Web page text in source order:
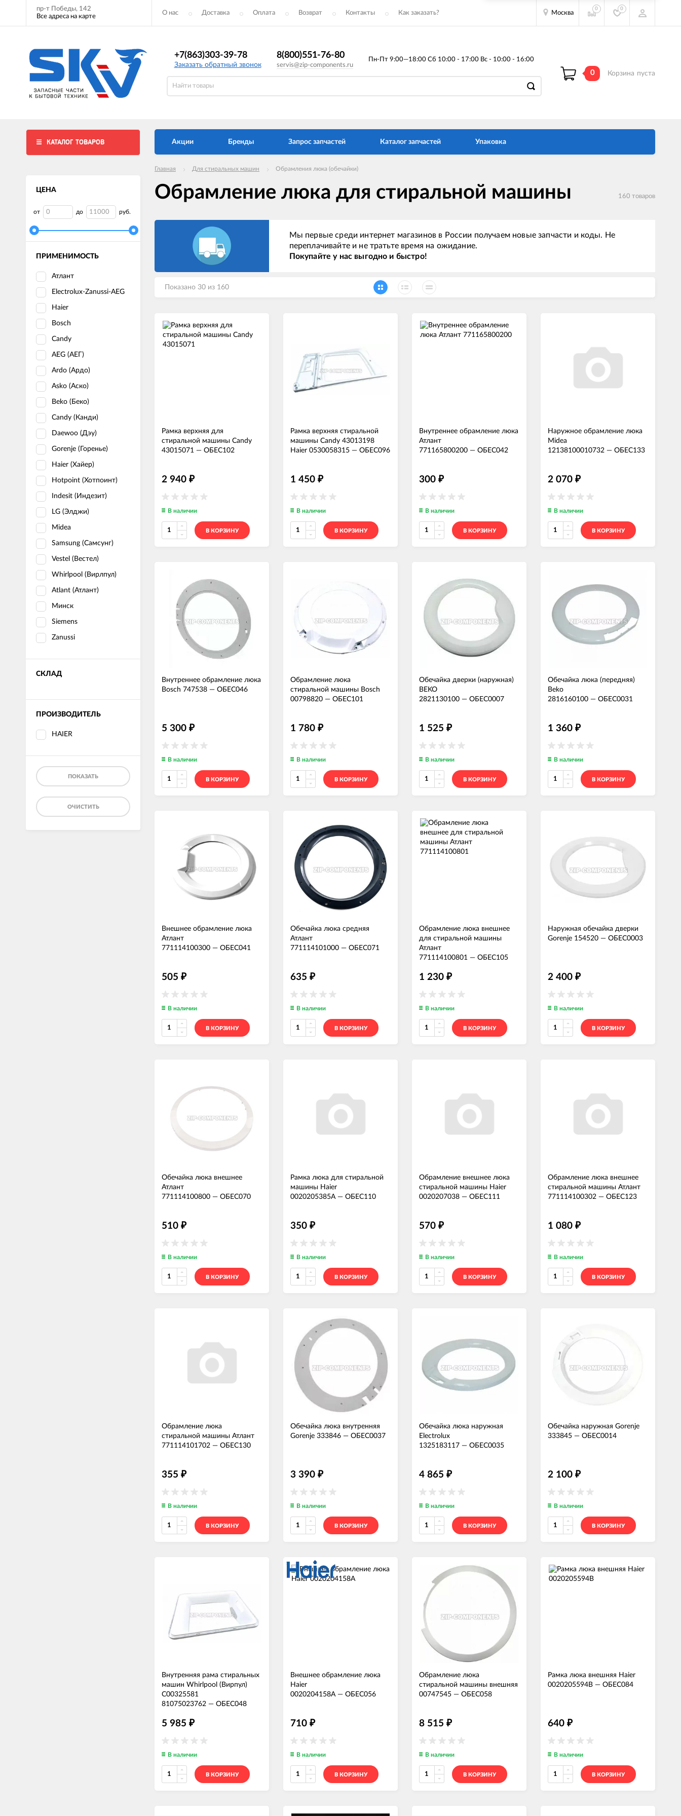
пр-т Победы, 142
Все адреса на карте
О нас Доставка Оплата Возврат Контакты Как заказать? Москва
0 0
+7(863)303-39-78
Заказать обратный звонок
8(800)551-76-80
servis@zip-components.ru
Пн-Пт 9:00—18:00 Сб 10:00 - 17:00 Вс - 10:00 - 16:00
0 Корзина пуста
КАТАЛОГ ТОВАРОВ
ЦЕНА
от до руб.
ПРИМЕНИМОСТЬ
Атлант
Electrolux-Zanussi-AEG
Haier
Bosch
Candy
AEG (АЕГ)
Ardo (Ардо)
Asko (Аско)
Beko (Беко)
Candy (Канди)
Daewoo (Дэу)
Gorenje (Горенье)
Haier (Хайер)
Hotpoint (Хотпоинт)
Indesit (Индезит)
LG (Элджи)
Midea
Samsung (Самсунг)
Vestel (Вестел)
Whirlpool (Вирлпул)
Atlant (Атлант)
Минск
Siemens
Zanussi
СКЛАД
ПРОИЗВОДИТЕЛЬ
HAIER
ПОКАЗАТЬ
ОЧИСТИТЬ
Акции Бренды Запрос запчастей Каталог запчастей Упаковка
Главная Для стиральных машин Обрамления люка (обечайки)
Обрамление люка для стиральной машины 160 товаров
Мы первые среди интернет магазинов в России получаем новые запчасти и коды. Не
переплачивайте и не тратьте время на ожидание.
Покупайте у нас выгодно и быстро!
Показано 30 из 160
Рамка верхняя для
стиральной машины Candy
43015071
— ОБЕС102
2 940 ₽
В наличии
В КОРЗИНУ
Рамка верхняя стиральной
машины Candy 43013198
Haier 0530058315 — ОБЕС096
1 450 ₽
В наличии
В КОРЗИНУ
Внутреннее обрамление люка
Атлант
771165800200 — ОБЕС042
300 ₽
В наличии
В КОРЗИНУ
Наружное обрамление люка
Midea
12138100010732 — ОБЕС133
2 070 ₽
В наличии
В КОРЗИНУ
Внутреннее обрамление люка
Bosch 747538 — ОБЕС046
5 300 ₽
В наличии
В КОРЗИНУ
Обрамление люка
стиральной машины Bosch
00798820 — ОБЕС101
1 780 ₽
В наличии
В КОРЗИНУ
Обечайка дверки (наружная)
BEKO
2821130100 — ОБЕС0007
1 525 ₽
В наличии
В КОРЗИНУ
Обечайка люка (передняя)
Beko
2816160100 — ОБЕС0031
1 360 ₽
В наличии
В КОРЗИНУ
Внешнее обрамление люка
Атлант
771114100300 — ОБЕС041
505 ₽
В наличии
В КОРЗИНУ
Обечайка люка средняя
Атлант
771114101000 — ОБЕС071
635 ₽
В наличии
В КОРЗИНУ
Обрамление люка внешнее
для стиральной машины
Атлант
771114100801
— ОБЕС105
1 230 ₽
В наличии
В КОРЗИНУ
Наружная обечайка дверки
Gorenje 154520 — ОБЕС0003
2 400 ₽
В наличии
В КОРЗИНУ
Обечайка люка внешнее
Атлант
771114100800 — ОБЕС070
510 ₽
В наличии
В КОРЗИНУ
Рамка люка для стиральной
машины Haier
0020205385A — ОБЕС110
350 ₽
В наличии
В КОРЗИНУ
Обрамление внешнее люка
стиральной машины Haier
0020207038 — ОБЕС111
570 ₽
В наличии
В КОРЗИНУ
Обрамление люка внешнее
стиральной машины Атлант
771114100302 — ОБЕС123
1 080 ₽
В наличии
В КОРЗИНУ
Обрамление люка
стиральной машины Атлант
771114101702 — ОБЕС130
355 ₽
В наличии
В КОРЗИНУ
Обечайка люка внутренняя
Gorenje 333846 — ОБЕС0037
3 390 ₽
В наличии
В КОРЗИНУ
Обечайка люка наружная
Electrolux
1325183117 — ОБЕС0035
4 865 ₽
В наличии
В КОРЗИНУ
Обечайка наружная Gorenje
333845 — ОБЕС0014
2 100 ₽
В наличии
В КОРЗИНУ
Внутренняя рама стиральных
машин Whirlpool (Вирпул)
C00325581
81075023762 — ОБЕС048
5 985 ₽
В наличии
В КОРЗИНУ
Внешнее обрамление люка
Haier
0020204158A — ОБЕС056
710 ₽
В наличии
В КОРЗИНУ
Обрамление люка
стиральной машины внешняя
00747545 — ОБЕС058
8 515 ₽
В наличии
В КОРЗИНУ
Рамка люка внешняя Haier
0020205594B — ОБЕС084
640 ₽
В наличии
В КОРЗИНУ